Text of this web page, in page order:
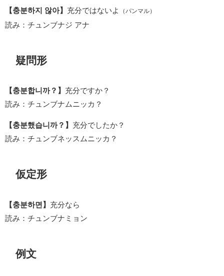
【충분하지 않아】 充分ではないよ （パンマル）
読み：チュンブナジ アナ
疑問形
【충분합니까？】 充分ですか？
読み：チュンブナムニッカ？
【충분했습니까？】 充分でしたか？
読み：チュンブネッスムニッカ？
仮定形
【충분하면】 充分なら
読み：チュンブナミョン
例文